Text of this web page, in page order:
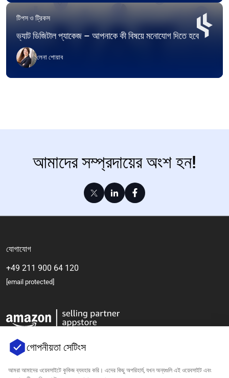
টিপস ও ট্রিকস
ভ্যাট ডিজিটাল প্যাকেজ – আপনাকে কী বিষয়ে মনোযোগ দিতে হবে
লেনা শোয়াব
আমাদের সম্প্রদায়ের অংশ হন!
যোগাযোগ
+49 211 900 64 120
[email protected]
গোপনীয়তা সেটিংস
আমরা আমাদের ওয়েবসাইটে কুকিজ ব্যবহার করি। এদের কিছু অপরিহার্য, যখন অন্যগুলি এই ওয়েবসাইট এবং